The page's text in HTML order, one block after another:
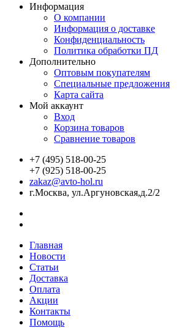
Информация
О компании
Информация о доставке
Конфиденциальность
Политика обработки ПД
Дополнительно
Оптовым покупателям
Специальные предложения
Карта сайта
Мой аккаунт
Вход
Корзина товаров
Сравнение товаров
+7 (495) 518-00-25
+7 (925) 518-00-25
zakaz@avto-hol.ru
г.Москва, ул.Аргуновская,д.2/2
Главная
Новости
Статьи
Доставка
Оплата
Акции
Контакты
Помощь